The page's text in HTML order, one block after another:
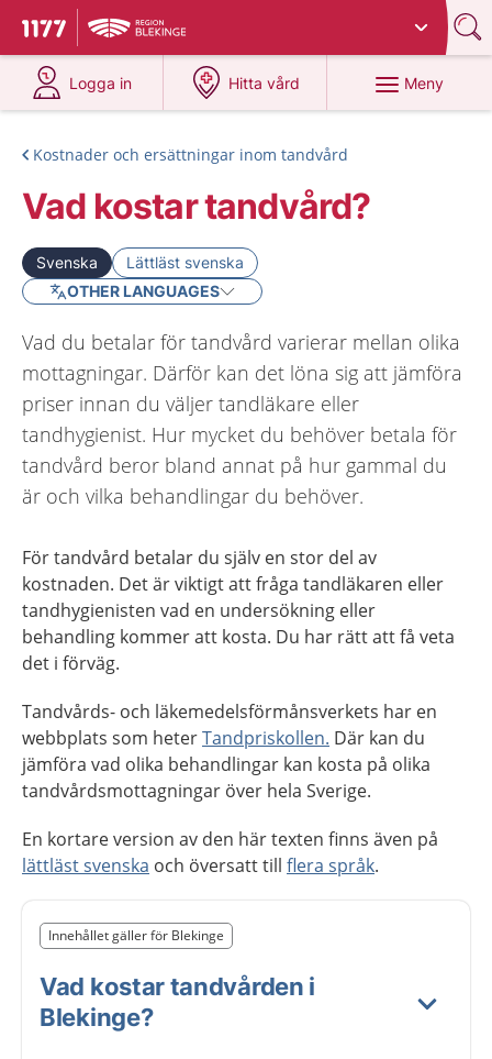
Till startsidan för 1177
Du har valt region
Logga in
på 1177.se
Hitta vård
på 1177.se
Meny
Kostnader och ersättningar inom tandvård
Vad kostar tandvård?
Svenska
Lättläst svenska
OTHER LANGUAGES
Vad du betalar för tandvård varierar mellan olika
mottagningar. Därför kan det löna sig att jämföra
priser innan du väljer tandläkare eller
tandhygienist. Hur mycket du behöver betala för
tandvård beror bland annat på hur gammal du
är och vilka behandlingar du behöver.
För tandvård betalar du själv en stor del av
kostnaden. Det är viktigt att fråga tandläkaren eller
tandhygienisten vad en undersökning eller
behandling kommer att kosta. Du har rätt att få veta
det i förväg.
Tandvårds- och läkemedelsförmånsverkets har en
webbplats som heterTandpriskollen. Där kan du
jämföra vad olika behandlingar kan kosta på olika
tandvårdsmottagningar över hela Sverige.
En kortare version av den här texten finns även på
lättläst svenska och översatt till flera språk.
Nedan innehåll gäller region Blekinge
Innehållet gäller för Blekinge
Vad kostar tandvården i
Blekinge?
Slut på det regionala tillägget från region Blekinge